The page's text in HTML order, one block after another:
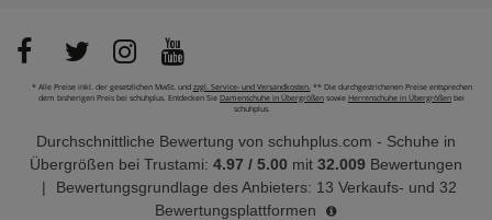
* Alle Preise inkl. der gesetzlichen MwSt. und zzgl. Service- und Versandkosten. ** Die durchgestrichenen Preise entsprechen
dem bisherigen Preis bei schuhplus. Entdecken Sie Damenschuhe in Übergrößen sowie Herrenschuhe in Übergrößen bei
schuhplus.
Durchschnittliche Bewertung von schuhplus.com - Schuhe in
Übergrößen bei Trustami: 4.97 / 5.00 mit 32.009 Bewertungen
|
Bewertungsgrundlage des Anbieters: 13 Verkaufs- und 32
Bewertungsplattformen